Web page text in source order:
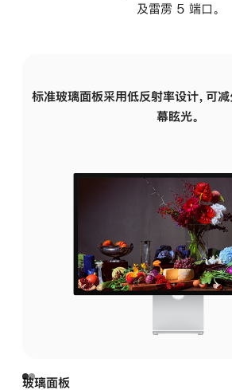
及雷雳 5 端口。
标准玻璃面板采用低反射率设计，可
幕眩光。
玻璃面板